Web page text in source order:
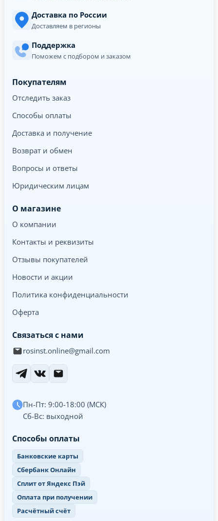
Доставка по России
Доставляем в регионы
Поддержка
Поможем с подбором и заказом
Покупателям
Отследить заказ
Способы оплаты
Доставка и получение
Возврат и обмен
Вопросы и ответы
Юридическим лицам
О магазине
О компании
Контакты и реквизиты
Отзывы покупателей
Новости и акции
Политика конфиденциальности
Оферта
Связаться с нами
rosinst.online@gmail.com
Пн-Пт: 9:00-18:00 (МСК)
Сб-Вс: выходной
Способы оплаты
Банковские карты
Сбербанк Онлайн
Сплит от Яндекс Пэй
Оплата при получении
Расчётный счёт